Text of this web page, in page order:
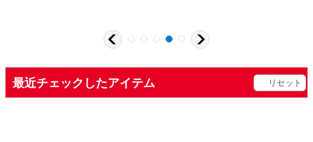
最近チェックしたアイテム リセット